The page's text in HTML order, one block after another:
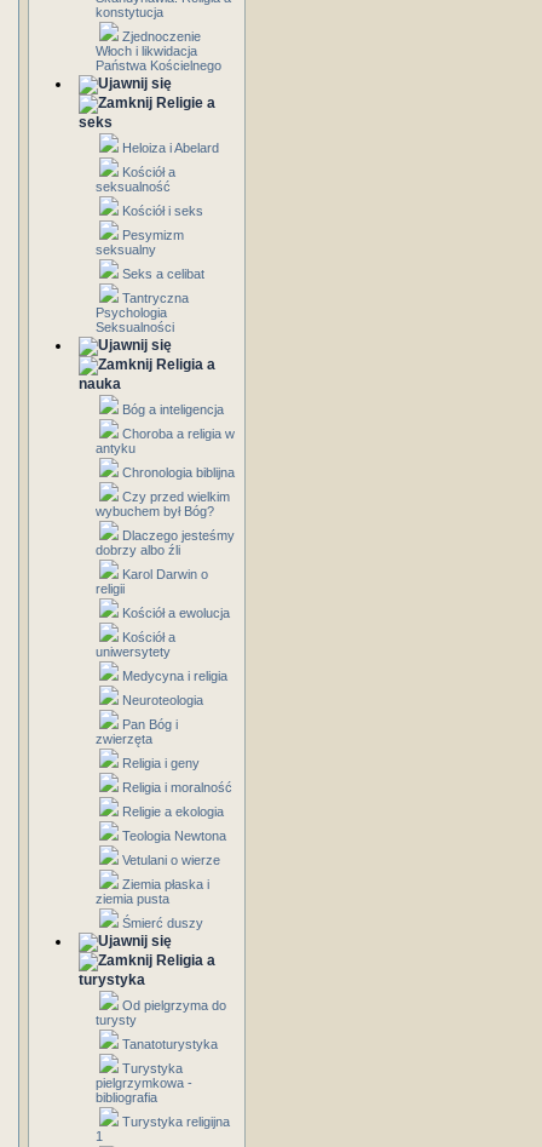
konstytucja
Zjednoczenie
Włoch i likwidacja
Państwa Kościelnego
Religie a
seks
Heloiza i Abelard
Kościół a
seksualność
Kościół i seks
Pesymizm
seksualny
Seks a celibat
Tantryczna
Psychologia
Seksualności
Religia a
nauka
Bóg a inteligencja
Choroba a religia w
antyku
Chronologia biblijna
Czy przed wielkim
wybuchem był Bóg?
Dlaczego jesteśmy
dobrzy albo źli
Karol Darwin o
religii
Kościół a ewolucja
Kościół a
uniwersytety
Medycyna i religia
Neuroteologia
Pan Bóg i
zwierzęta
Religia i geny
Religia i moralność
Religie a ekologia
Teologia Newtona
Vetulani o wierze
Ziemia płaska i
ziemia pusta
Śmierć duszy
Religia a
turystyka
Od pielgrzyma do
turysty
Tanatoturystyka
Turystyka
pielgrzymkowa -
bibliografia
Turystyka religijna
1